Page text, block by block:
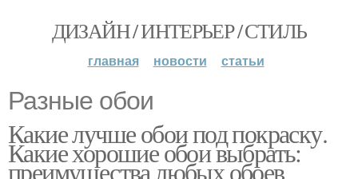
ДИЗАЙН / ИНТЕРЬЕР / СТИЛЬ
главная новости статьи
Разные обои
Какие лучше обои под покраску.
Какие хорошие обои выбрать:
преимущества любых обоев